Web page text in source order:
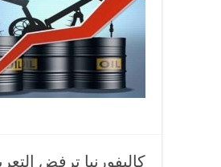
كاليفورنيا ترفض